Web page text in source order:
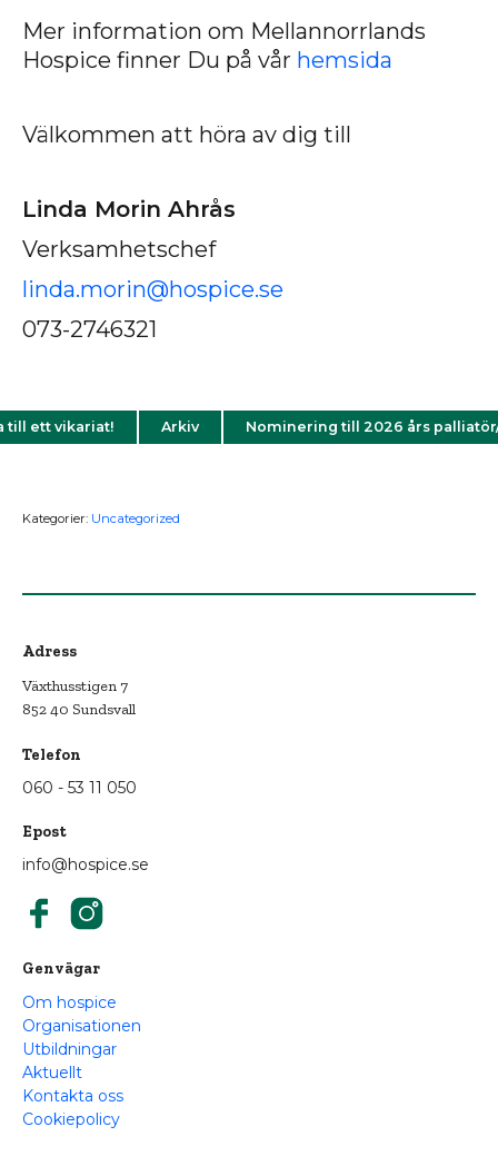
Mer information om Mellannorrlands
Hospice finner Du på vår hemsida
Välkommen att höra av dig till
Linda Morin Ahrås
Verksamhetschef
linda.morin@hospice.se
073-2746321
till ett vikariat! Arkiv Nominering till 2026 års
Kategorier: Uncategorized
Genvägar
Om hospice
Organisationen
Utbildningar
Aktuellt
Kontakta oss
Cookiepolicy
Adress
Växthusstigen 7
852 40 Sundsvall
Telefon
060 - 53 11 050
Epost
info@hospice.se